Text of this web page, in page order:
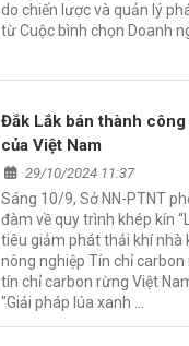
do chiến lược và quản lý
từ Cuộc bình chọn Doanh
Đắk Lắk bán thành
của Việt Nam
29/10/2024 11:37
Sáng 10/9, Sở NN-PTNT
đàm về quy trình khép kín
tiêu giảm phát thải khí nhà
nông nghiệp Tín chỉ
tín chỉ carbon rừng Việt
"Giải pháp lúa xanh …